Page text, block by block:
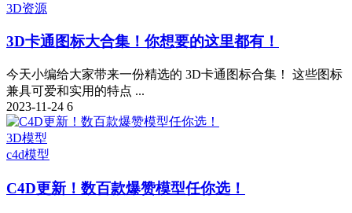
3D资源
3D卡通图标大合集！你想要的这里都有！
今天小编给大家带来一份精选的 3D卡通图标合集！ 这些图标
兼具可爱和实用的特点 ...
2023-11-24 6
3D模型
c4d模型
C4D更新！数百款爆赞模型任你选！